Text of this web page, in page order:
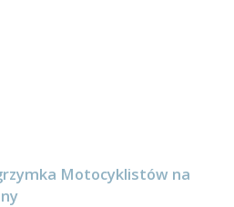
Motocyklistów na